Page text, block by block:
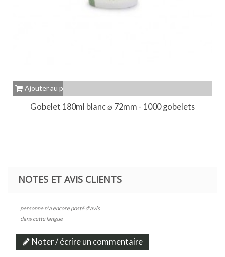
Ajouter au panier
Gobelet 180ml blanc ⌀ 72mm - 1000 gobelets
NOTES ET AVIS CLIENTS
personne n'a encore posté d'avis
dans cette langue
Noter / écrire un commentaire